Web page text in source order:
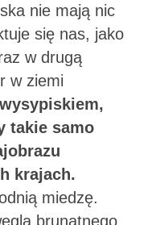
nie mają nic
się nas, jako
w drugą
w ziemi
takie samo
krajach.
miedzę.
brunatnego